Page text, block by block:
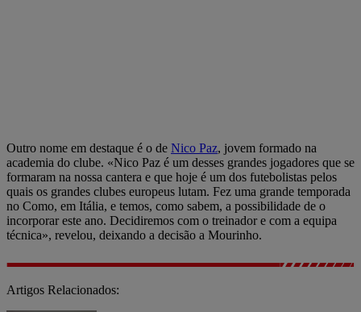
Outro nome em destaque é o de Nico Paz, jovem formado na
academia do clube. «Nico Paz é um desses grandes jogadores que se
formaram na nossa cantera e que hoje é um dos futebolistas pelos
quais os grandes clubes europeus lutam. Fez uma grande temporada
no Como, em Itália, e temos, como sabem, a possibilidade de o
incorporar este ano. Decidiremos com o treinador e com a equipa
técnica», revelou, deixando a decisão a Mourinho.
Artigos Relacionados: